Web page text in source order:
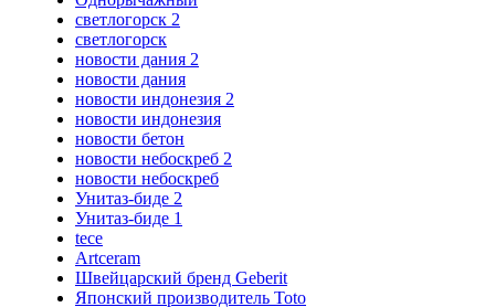
светлогорск 2
светлогорск
новости дания 2
новости дания
новости индонезия 2
новости индонезия
новости бетон
новости небоскреб 2
новости небоскреб
Унитаз-биде 2
Унитаз-биде 1
tece
Artceram
Швейцарский бренд Geberit
Японский производитель Toto